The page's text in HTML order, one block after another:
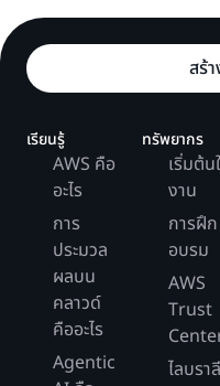
สร้
เรียนรู้
AWS คือ
อะไร
การ
ประมวล
ผลบน
คลาวด์
คืออะไร
Agentic
ทรัพยากร
เริ่มต้น
งาน
การฝึก
อบรม
AWS
Trust
ไลบราลี